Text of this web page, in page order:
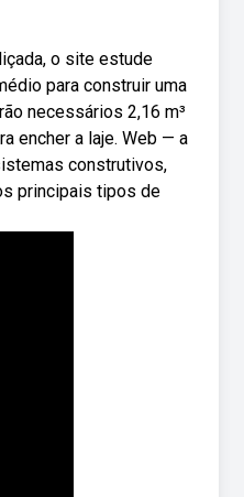
o site estude
para construir uma
necessários 2,16 m³
encher a laje. Web — a
construtivos,
principais tipos de